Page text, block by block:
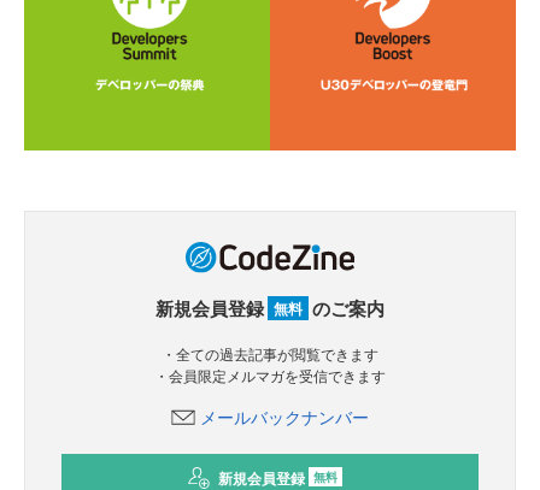
新規会員登録 無料 のご案内
・全ての過去記事が閲覧できます
・会員限定メルマガを受信できます
メールバックナンバー
新規会員登録 無料